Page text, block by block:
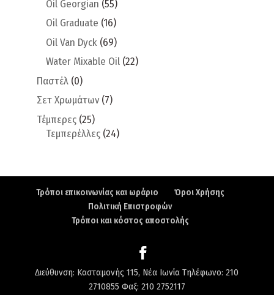
Oil Georgian (55)
Oil Graduate (16)
Oil Van Dyck (69)
Water Mixable Oil (22)
Παστέλ (0)
Σετ Χρωμάτων (7)
Τέμπερες (25)
Τεμπερέλλες (24)
Τρόποι επικοινωνίας και ωράριο
Όροι Χρήσης
Πολιτική Επιστροφών
Τρόποι και κόστος αποστολής
Διεύθυνση: Κασταμονής 115, Νέα Ιωνία Τηλέφωνο: 210
2710855 Φαξ: 210 2752117